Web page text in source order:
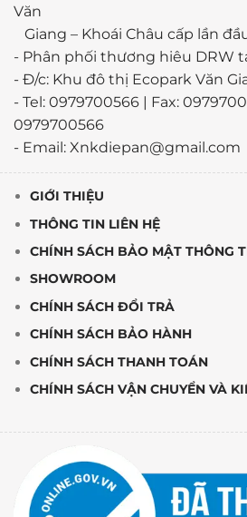
Văn
Giang – Khoái Châu cấp lần
- Phân phối thương hiêu DRW
- Đ/c: Khu đô thị Ecopark Văn
- Tel: 0979700566 | Fax:
0979700566
- Email: Xnkdiepan@gmail.com
GIỚI THIỆU
THÔNG TIN LIÊN HỆ
CHÍNH SÁCH BẢO MẬT THÔNG
SHOWROOM
CHÍNH SÁCH ĐỔI TRẢ
CHÍNH SÁCH BẢO HÀNH
CHÍNH SÁCH THANH TOÁN
CHÍNH SÁCH VẬN CHUYỂN VÀ